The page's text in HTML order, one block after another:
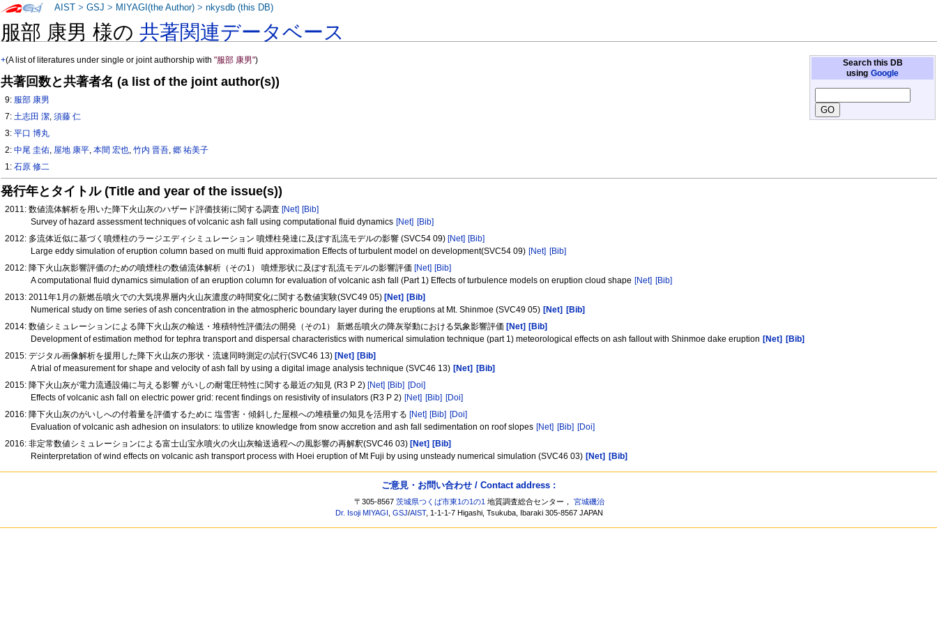
服部 康男 様の共著関連データベース
Search this DB
using Google
+(A list of literatures under single or joint authorship with"服部 康男")
共著回数と共著者名 (a list of the joint author(s))
9: 服部 康男
7:土志田 潔,須藤 仁
3:平口 博丸
2:中尾 圭佑, 屋地 康平,本間 宏也,竹内 晋吾,郷 祐美子
1:石原 修二
発行年とタイトル (Title and year of the issue(s))
2011: 数値流体解析を用いた降下火山灰のハザード評価技術に関する調査 [Net] [Bib]
Survey of hazard assessment techniques of volcanic ash fall using computational fluid dynamics [Net] [Bib]
2012: 多流体近似に基づく噴煙柱のラージエディシミュレーション 噴煙柱発達に及ぼす乱流モデルの影響 (SVC54 09) [Net] [Bib]
Large eddy simulation of eruption column based on multi fluid approximation Effects of turbulent model on development(SVC54 09) [Net] [Bib]
2012: 降下火山灰影響評価のための噴煙柱の数値流体解析（その1） 噴煙形状に及ぼす乱流モデルの影響評価 [Net] [Bib]
A computational fluid dynamics simulation of an eruption column for evaluation of volcanic ash fall (Part 1) Effects of turbulence models on eruption cloud shape [Net] [Bib]
2013: 2011年1月の新燃岳噴火での大気境界層内火山灰濃度の時間変化に関する数値実験(SVC49 05) [Net] [Bib]
Numerical study on time series of ash concentration in the atmospheric boundary layer during the eruptions at Mt. Shinmoe (SVC49 05) [Net]
[Bib]
2014: 数値シミュレーションによる降下火山灰の輸送・堆積特性評価法の開発（その1） 新燃岳噴火の降灰挙動における気象影響評価 [Net] [Bib]
Development of estimation method for tephra transport and dispersal characteristics with numerical simulation technique (part 1) meteorological effects on ash fallout with Shinmoe dake eruption [Net]
[Bib]
2015: デジタル画像解析を援用した降下火山灰の形状・流速同時測定の試行(SVC46 13) [Net] [Bib]
A trial of measurement for shape and velocity of ash fall by using a digital image analysis technique (SVC46 13) [Net]
[Bib]
2015: 降下火山灰が電力流通設備に与える影響 がいしの耐電圧特性に関する最近の知見 (R3 P 2) [Net] [Bib] [Doi]
Effects of volcanic ash fall on electric power grid: recent findings on resistivity of insulators (R3 P 2) [Net] [Bib] [Doi]
2016: 降下火山灰のがいしへの付着量を評価するために 塩雪害・傾斜した屋根への堆積量の知見を活用する [Net] [Bib] [Doi]
Evaluation of volcanic ash adhesion on insulators: to utilize knowledge from snow accretion and ash fall sedimentation on roof slopes [Net] [Bib] [Doi]
2016: 非定常数値シミュレーションによる富士山宝永噴火の火山灰輸送過程への風影響の再解釈(SVC46 03) [Net] [Bib]
Reinterpretation of wind effects on volcanic ash transport process with Hoei eruption of Mt Fuji by using unsteady numerical simulation (SVC46 03) [Net] [Bib]
AIST >GSJ > MIYAGI(the Author) >nkysdb (this DB)
ご意見・お問い合わせ / Contact address :
〒305-8567茨城県つくば市東1の1の1 地質調査総合センター，宮城磯治
Dr. Isoji MIYAGI ,GSJ/AIST, 1-1-1-7 Higashi, Tsukuba, Ibaraki 305-8567 JAPAN